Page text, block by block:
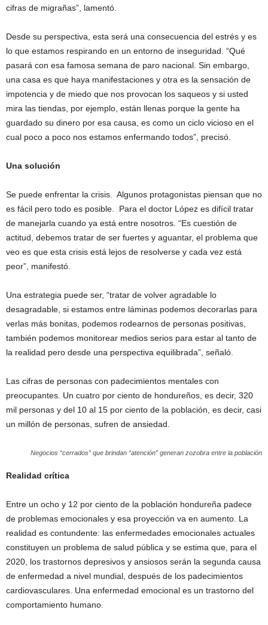
cifras de migrañas”, lamentó.
Desde su perspectiva, esta será una consecuencia del estrés y es
lo que estamos respirando en un entorno de inseguridad. “Qué
pasará con esa famosa semana de paro nacional. Sin embargo,
una casa es que haya manifestaciones y otra es la sensación de
impotencia y de miedo que nos provocan los saqueos y si usted
mira las tiendas, por ejemplo, están llenas porque la gente ha
guardado su dinero por esa causa, es como un ciclo vicioso en el
cual poco a poco nos estamos enfermando todos”, precisó.
Una solución
Se puede enfrentar la crisis. Algunos protagonistas piensan que no
es fácil pero todo es posible. Para el doctor López es difícil tratar
de manejarla cuando ya está entre nosotros. “Es cuestión de
actitud, debemos tratar de ser fuertes y aguantar, el problema que
veo es que esta crisis está lejos de resolverse y cada vez está
peor”, manifestó.
Una estrategia puede ser, “tratar de volver agradable lo
desagradable, si estamos entre láminas podemos decorarlas para
verlas más bonitas, podemos rodearnos de personas positivas,
también podemos monitorear medios serios para estar al tanto de
la realidad pero desde una perspectiva equilibrada”, señaló.
Las cifras de personas con padecimientos mentales con
preocupantes. Un cuatro por ciento de hondureños, es decir, 320
mil personas y del 10 al 15 por ciento de la población, es decir, casi
un millón de personas, sufren de ansiedad.
Negocios “cerrados” que brindan “atención” generan zozobra entre la población
Realidad crítica
Entre un ocho y 12 por ciento de la población hondureña padece
de problemas emocionales y esa proyección va en aumento. La
realidad es contundente: las enfermedades emocionales actuales
constituyen un problema de salud pública y se estima que, para el
2020, los trastornos depresivos y ansiosos serán la segunda causa
de enfermedad a nivel mundial, después de los padecimientos
cardiovasculares. Una enfermedad emocional es un trastorno del
comportamiento humano.